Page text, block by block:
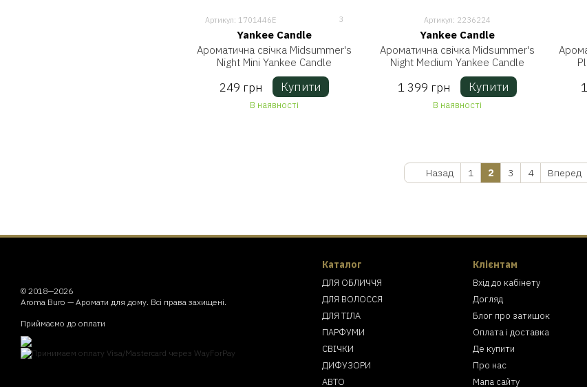
Артикул: 1701446E 3
Yankee Candle
Ароматична свічка Midsummer's
Night Mini Yankee Candle
249 грн Купити
В наявності
Артикул: 2236224
Yankee Candle
Ароматична свічка Midsummer's
Night Medium Yankee Candle
1 399 грн Купити
В наявності
Назад 1 2 3 4 Вперед
© 2018—2026
Aroma Buro — Аромати для дому. Всі права захищені.
Приймаємо до оплати
Каталог
ДЛЯ ОБЛИЧЧЯ
ДЛЯ ВОЛОССЯ
ДЛЯ ТІЛА
ПАРФУМИ
СВІЧКИ
ДИФУЗОРИ
АВТО
Клієнтам
Вхід до кабінету
Догляд
Блог про затишок
Оплата і доставка
Де купити
Про нас
Мапа сайту